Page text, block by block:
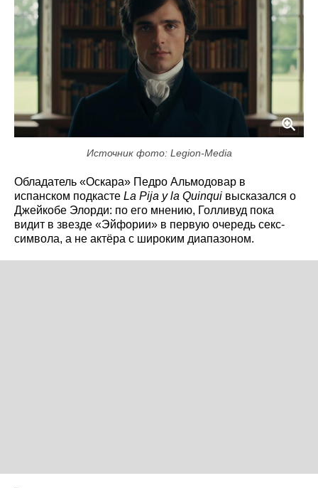
Источник фото: Legion-Media
Обладатель «Оскара» Педро Альмодовар в
испанском подкасте La Pija y la Quinqui высказался о
Джейкобе Элорди: по его мнению, Голливуд пока
видит в звезде «Эйфории» в первую очередь секс-
символа, а не актёра с широким диапазоном.